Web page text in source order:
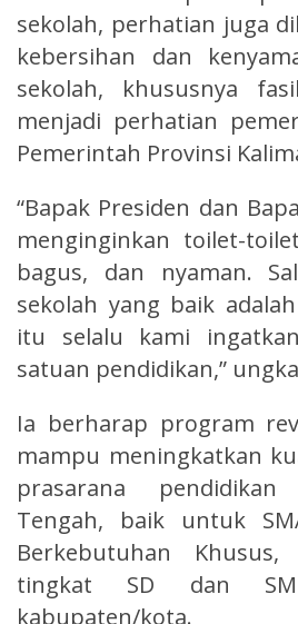
sekolah, perhatian juga
kebersihan dan
sekolah, khususnya
menjadi perhatian
Pemerintah Provinsi
“Bapak Presiden dan
menginginkan toilet-
bagus, dan nyaman.
sekolah yang baik
itu selalu kami
satuan pendidikan,”
Ia berharap program
mampu meningkatkan
prasarana
Tengah, baik untuk
Berkebutuhan
tingkat SD dan
kabupaten/kota.